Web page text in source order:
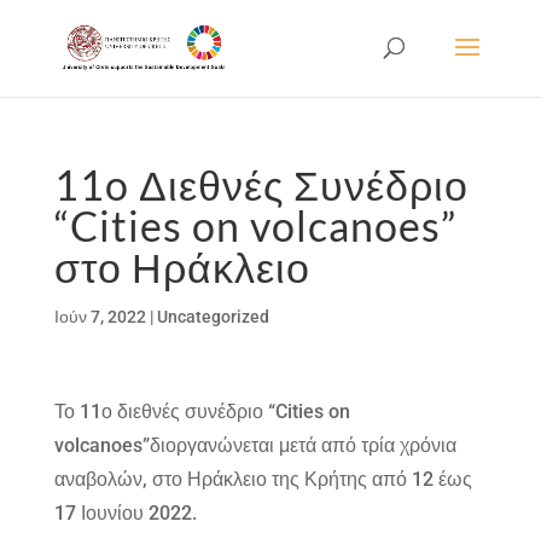
11o Διεθνές Συνέδριο
“Cities on volcanoes”
στο Ηράκλειο
Ιούν 7, 2022 | Uncategorized
Το 11ο διεθνές συνέδριο “Cities on
volcanoes”διοργανώνεται μετά από τρία χρόνια
αναβολών, στο Ηράκλειο της Κρήτης από 12 έως
17 Ιουνίου 2022.